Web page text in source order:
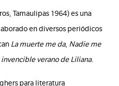
Tamaulipas 1964) es una
en diversos periódicos
La muerte me da, Nadie me
invencible verano de Liliana.
para literatura